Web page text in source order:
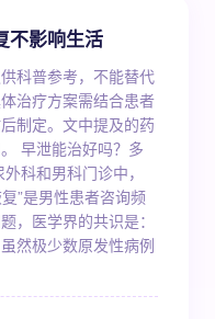
不影响生活
科普参考，不能替代
治疗方案需结合患者
制定。文中提及的药
早泄能治好吗？多
科和男科门诊中，
”是男性患者咨询频
，医学界的共识是：
然极少数原发性病例